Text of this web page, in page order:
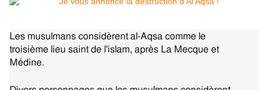
Les musulmans considèrent al-Aqsa comme le
troisième lieu saint de l'islam, après La Mecque et
Médine.